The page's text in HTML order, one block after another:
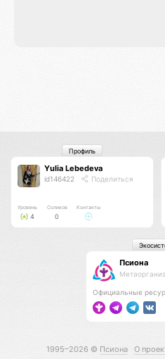
Yulia Lebedeva
id146422 Поделиться
Уровень
4
Соликов
0
Контакты
Профиль
Псиона
Официальные
1995–2026 © Псиона О